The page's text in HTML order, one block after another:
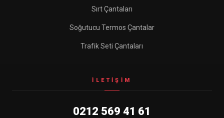
Sırt Çantaları
Soğutucu Termos Çantalar
Trafik Seti Çantaları
İLETIŞIM
0212 569 41 61